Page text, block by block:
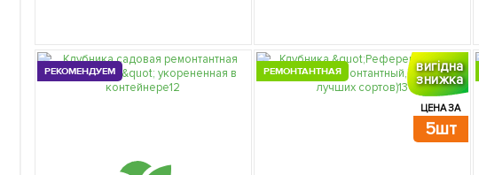
РЕКОМЕНДУЕМ
вигідна
знижка
ЦЕНА ЗА
5шт
РЕМОНТАНТНАЯ